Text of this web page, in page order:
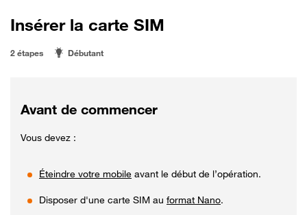
Insérer la carte SIM
2 étapes Débutant
Avant de commencer
Vous devez :
Éteindre votre mobile avant le début de l’opération.
Disposer d'une carte SIM au format Nano.